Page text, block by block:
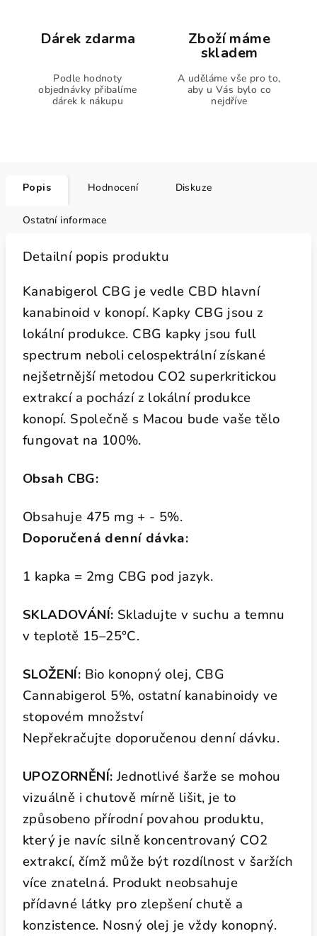
Dárek zdarma
Podle hodnoty
objednávky přibalíme
dárek k nákupu
Zboží máme
skladem
A uděláme vše pro to,
aby u Vás bylo co
nejdříve
Popis Hodnocení Diskuze
Ostatní informace
Detailní popis produktu
Kanabigerol CBG je vedle CBD hlavní
kanabinoid v konopí. Kapky CBG jsou z
lokální produkce. CBG kapky jsou full
spectrum neboli celospektrální získané
nejšetrnější metodou CO2 superkritickou
extrakcí a pochází z lokální produkce
konopí. Společně s Macou bude vaše tělo
fungovat na 100%.
Obsah CBG:
Obsahuje 475 mg + - 5%.
Doporučená denní dávka:
1 kapka = 2mg CBG pod jazyk.
SKLADOVÁNÍ: Skladujte v suchu a temnu
v teplotě 15–25°C.
SLOŽENÍ: Bio konopný olej, CBG
Cannabigerol 5%, ostatní kanabinoidy ve
stopovém množství
Nepřekračujte doporučenou denní dávku.
UPOZORNĚNÍ:Jednotlivé šarže se mohou
vizuálně i chutově mírně lišit, je to
způsobeno přírodní povahou produktu,
který je navíc silně koncentrovaný CO2
extrakcí, čímž může být rozdílnost v šaržích
více znatelná. Produkt neobsahuje
přídavné látky pro zlepšení chutě a
konzistence. Nosný olej je vždy konopný.